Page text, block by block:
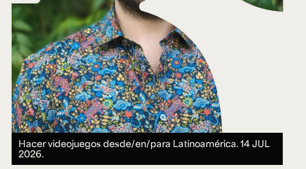
Hacer videojuegos desde/en/para Latinoamérica.14 JUL
2026.